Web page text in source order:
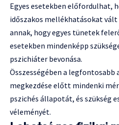
Egyes esetekben előfordulhat,
időszakos mellékhatásokat vált
annak, hogy egyes tünetek
esetekben mindenképp
pszichiáter bevonása.
Összességében a legfontosabb
megkezdése előtt mindenki
pszichés állapotát, és szükség
véleményét.